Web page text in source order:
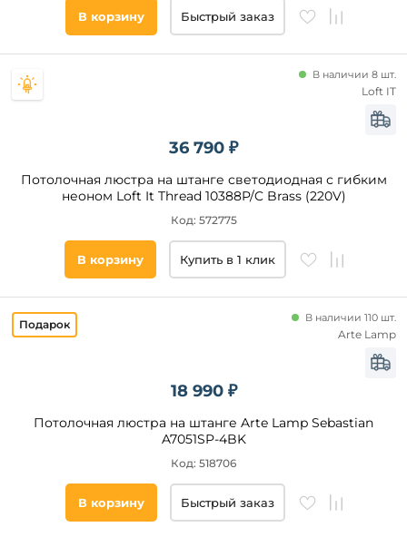
В корзину Быстрый заказ
36 790 ₽
Потолочная люстра на штанге светодиодная с гибким
неоном Loft It Thread 10388P/C Brass (220V)
В наличии 8 шт.
Код: 572775
Loft IT
В корзину Купить в 1 клик
18 990 ₽
Потолочная люстра на штанге Arte Lamp Sebastian
A7051SP-4BK
В наличии 110 шт.
Код: 518706
Arte Lamp
В корзину Быстрый заказ